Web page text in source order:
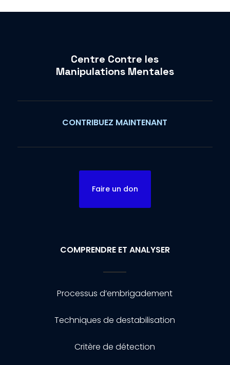
Centre Contre les
Manipulations Mentales
CONTRIBUEZ MAINTENANT
Faire un don
COMPRENDRE ET ANALYSER
Processus d’embrigadement
Techniques de destabilisation
Critère de détection